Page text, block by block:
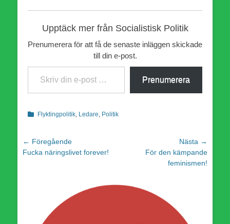
Upptäck mer från Socialistisk Politik
Prenumerera för att få de senaste inläggen skickade
till din e-post.
Skriv din e-post …
Prenumerera
Kategorier
Flyktingpolitik Ledare Politik
Inläggsnavigering
← Föregående
Föregående
Fucka näringslivet forever!
Nästa →
För den kämpande
feminismen!